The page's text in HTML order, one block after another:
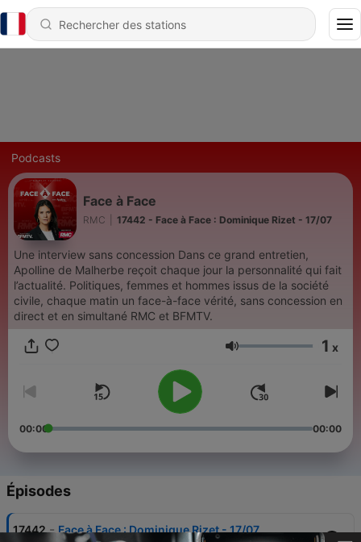
Podcasts
Face à Face
RMC 17442 - Face à Face : Dominique Rizet - 17/07
Une interview sans concession Dans ce grand entretien,
Apolline de Malherbe reçoit chaque jour la personnalité qui fait
l’actualité. Politiques, femmes et hommes issus de la société
civile, chaque matin un face-à-face vérité, sans concession en
direct et en simultané RMC et BFMTV.
Volume 1 x
00:00 00:00
Épisodes
17442 - Face à Face : Dominique Rizet - 17/07